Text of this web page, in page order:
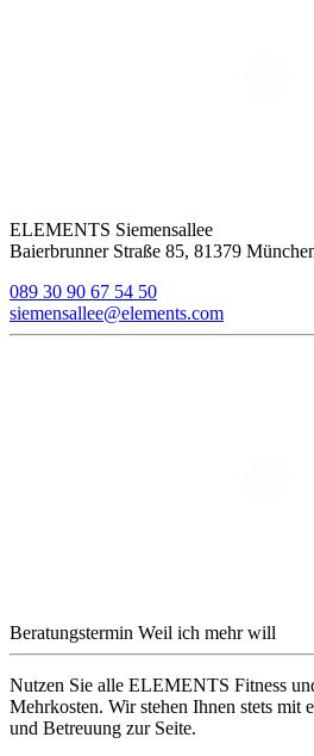
ELEMENTS Siemensallee
Baierbrunner Straße 85, 81379
089 30 90 67 54 50
siemensallee@elements.com
Beratungstermin Weil ich mehr will
Nutzen Sie alle ELEMENTS Fitness
Mehrkosten. Wir stehen Ihnen stets mit
und Betreuung zur Seite.